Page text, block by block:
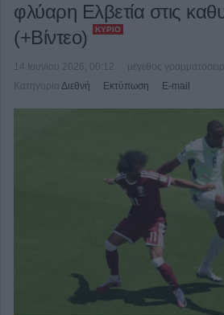
φλύαρη Ελβετία στις
(+Βίντεο)
ΚΎΡΙΟ
14 Ιουνίου 2026, 00:12
μέγεθος
Κατηγορία Διεθνή Εκτύπωση E-mail